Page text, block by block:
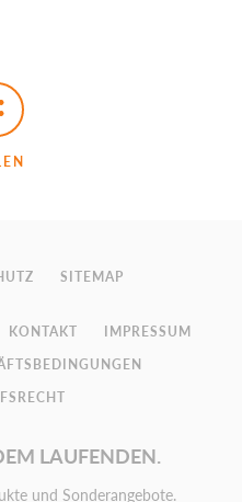
SITEMAP
KONTAKT
IMPRESSUM
LAUFENDEN.
und Sonderangebote.